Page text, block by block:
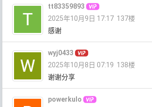
tt83359893
2025年10月9日 17:17 137楼
感谢
wyj0433
2025年10月8日 07:19 138楼
谢谢分享
powerkulo